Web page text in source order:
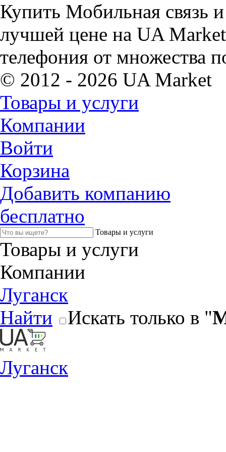
Купить Мобильная связь
лучшей цене на UA
телефония от множества
© 2012 - 2026 UA Market
Товары и услуги
Компании
Войти
Корзина
Добавить компанию
бесплатно
Товары и услуги
Товары и услуги
Компании
Луганск
Найти
Искать только в "
Луганск